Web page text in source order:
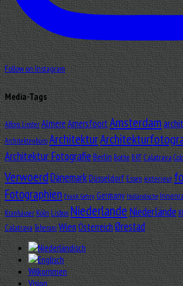
Follow on Instagram
Media-Tags
Alfons LinsterAlmereAmersfoortAmsterdam
ArchitektenbüroArchitektur
Architektur FotografieBerlin Bothe BRTCalatrava
VerwoerdDänemarkDüsseldorfEssenexterieur
Fotographien Frank Gehry Germany Holländische
KranhäuserKölnLisbon NiederlandeNiederlände
Calatrava Teherani WienÖsterreichØrestad
Wilkommen
Vision